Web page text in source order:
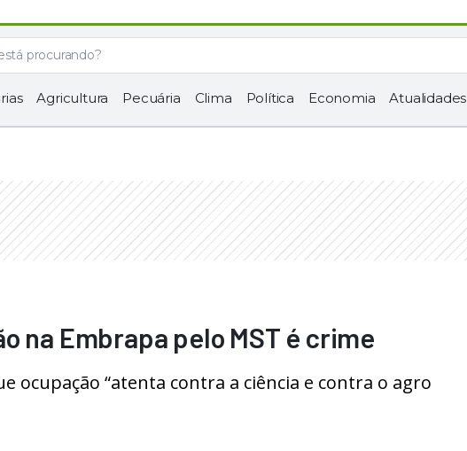
Agricultura Pecuária Clima Política Economia Atualidades
na Embrapa pelo MST é crime
ocupação “atenta contra a ciência e contra o agro